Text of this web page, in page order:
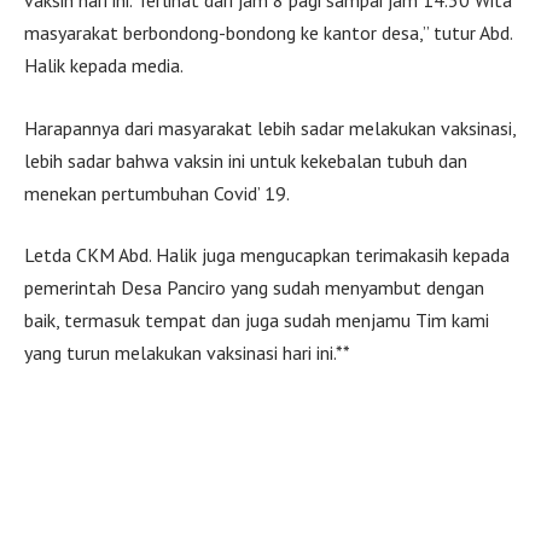
masyarakat berbondong-bondong ke kantor desa,” tutur Abd.
Halik kepada media.
Harapannya dari masyarakat lebih sadar melakukan vaksinasi,
lebih sadar bahwa vaksin ini untuk kekebalan tubuh dan
menekan pertumbuhan Covid’ 19.
Letda CKM Abd. Halik juga mengucapkan terimakasih kepada
pemerintah Desa Panciro yang sudah menyambut dengan
baik, termasuk tempat dan juga sudah menjamu Tim kami
yang turun melakukan vaksinasi hari ini.**